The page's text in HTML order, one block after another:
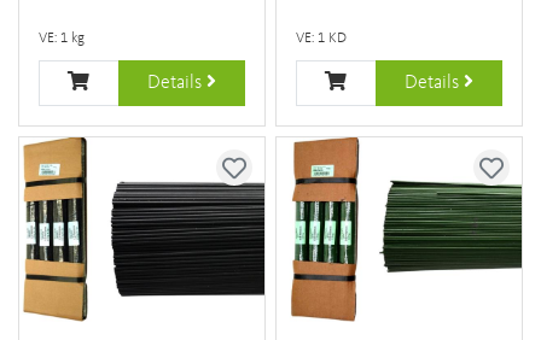
VE: 1 kg
Details
VE: 1 KD
Details